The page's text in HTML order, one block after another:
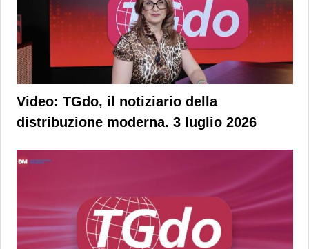
Video: TGdo, il notiziario della
distribuzione moderna. 3 luglio 2026